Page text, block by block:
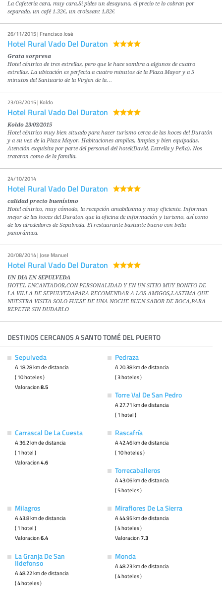
La Cafeteria cara, muy cara.Si pides un desayuno, el precio te lo cobran por
separado, un café 1.32€, un croissant 1,82€
26/11/2015 | Francisco José
Hotel Rural Vado Del Duraton
Grata sorpresa
Hotel céntrico de tres estrellas, pero que le hace sombra a algunos de cuatro
estrellas. La ubicación es perfecta a cuatro minutos de la Plaza Mayor y a 5
minutos del Santuario de la Virgen de la…
23/03/2015 | Koldo
Hotel Rural Vado Del Duraton
Koldo 23/03/2015
Hotel céntrico muy bien situado para hacer turismo cerca de las hoces del Duratón
y a su vez de la Plaza Mayor. Habitaciones amplias, limpias y bien equipadas.
Atención exquisita por parte del personal del hotel(David, Estrella y Peña). Nos
trataron como de la familia.
24/10/2014
Hotel Rural Vado Del Duraton
calidad precio buenísimo
Hotel céntrico, muy cómodo, la recepción amabilisima y muy eficiente. Informan
mejor de las hoces del Duraton que la oficina de información y turismo, así como
de los alrededores de Sepulveda. El restaurante bastante bueno con bella
panorámica.
20/08/2014 | Jose Manuel
Hotel Rural Vado Del Duraton
UN DIA EN SEPULVEDA
HOTEL ENCANTADOR,CON PERSONALIDAD Y EN UN SITIO MUY BONITO DE
LA VILLA DE SEPULVEDAPARA RECOMENDAR A LOS AMIGOS,LASTIMA QUE
NUESTRA VISITA SOLO FUESE DE UNA NOCHE BUEN SABOR DE BOCA,PARA
REPETIR SIN DUDARLO
DESTINOS CERCANOS A SANTO TOMÉ DEL PUERTO
Sepulveda
A 18.28 km de distancia
( 10 hoteles )
Valoracion8.5
Pedraza
A 20.38 km de distancia
( 3 hoteles )
Torre Val De San Pedro
A 27.71 km de distancia
( 1 hotel )
Carrascal De La Cuesta
A 36.2 km de distancia
( 1 hotel )
Valoracion4.6
Rascafría
A 42.46 km de distancia
( 10 hoteles )
Torrecaballeros
A 43.06 km de distancia
( 5 hoteles )
Milagros
A 43.8 km de distancia
( 1 hotel )
Valoracion6.4
Miraflores De La Sierra
A 44.95 km de distancia
( 4 hoteles )
Valoracion7.3
La Granja De San
Ildefonso
A 48.22 km de distancia
( 4 hoteles )
Monda
A 48.23 km de distancia
( 4 hoteles )